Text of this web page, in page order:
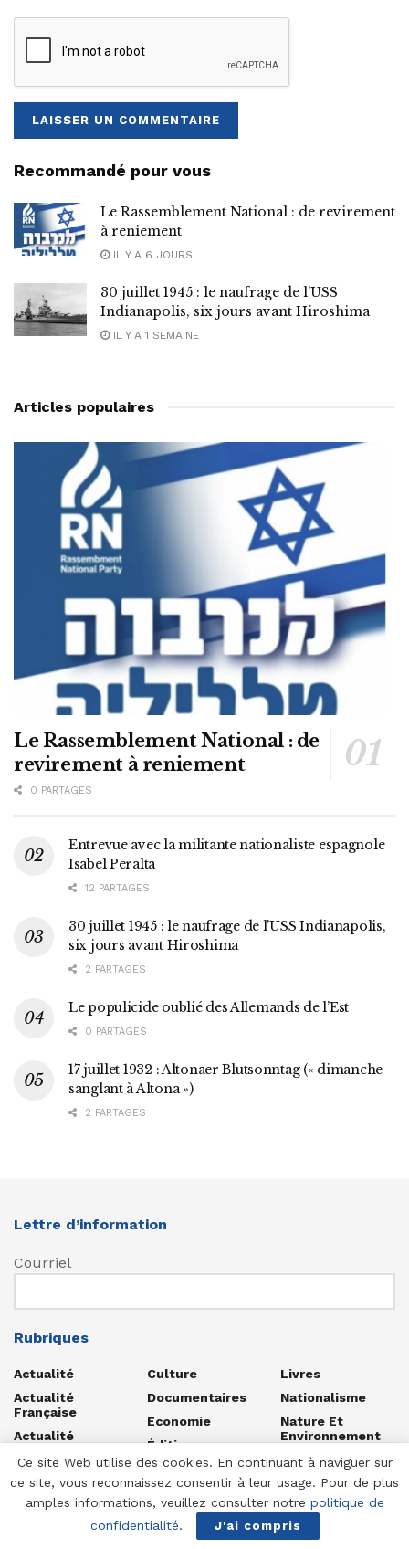
Recommandé pour vous
Le Rassemblement National : de revirement
à reniement
IL Y A 6 JOURS
30 juillet 1945 : le naufrage de l’USS
Indianapolis, six jours avant Hiroshima
IL Y A 1 SEMAINE
Articles populaires
Le Rassemblement National : de
revirement à reniement
0 PARTAGES
Entrevue avec la militante nationaliste espagnole
Isabel Peralta
12 PARTAGES
30 juillet 1945 : le naufrage de l’USS Indianapolis,
six jours avant Hiroshima
2 PARTAGES
Le populicide oublié des Allemands de l’Est
0 PARTAGES
17 juillet 1932 : Altonaer Blutsonntag (« dimanche
sanglant à Altona »)
2 PARTAGES
Lettre d’information
Courriel
Rubriques
Actualité
Actualité
Française
Actualité
Nationaliste
Agenda
Culture
Documentaires
Economie
Édition
Entretiens
Nationaliste
Livres
Nationalisme
Nature Et
Environnement
Nos
Manifestations
Notre Actu
Presse
Ce site Web utilise des cookies. En continuant à naviguer sur
ce site, vous reconnaissez consentir à leur usage. Pour de plus
amples informations, veuillez consulter notre politique de
confidentialité. J'ai compris